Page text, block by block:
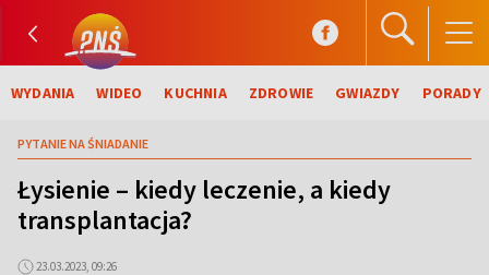
WYDANIA WIDEO KUCHNIA ZDROWIE GWIAZDY PORADY
PYTANIE NA ŚNIADANIE
Łysienie – kiedy leczenie, a kiedy
transplantacja?
23.03.2023, 09:26